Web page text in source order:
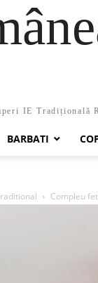
IE Tradițională
BARBATI
Compleu